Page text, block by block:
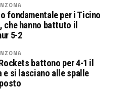
fondamentale per i Ticino
che hanno battuto il
5-2
battono per 4-1 il
e si lasciano alle spalle